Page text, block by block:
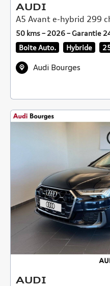
AUDI
A5 Avant e-hybrid 299
50 kms – 2026 – Garantie
Boite Auto.
Hybride
Audi Bourges
AUDI